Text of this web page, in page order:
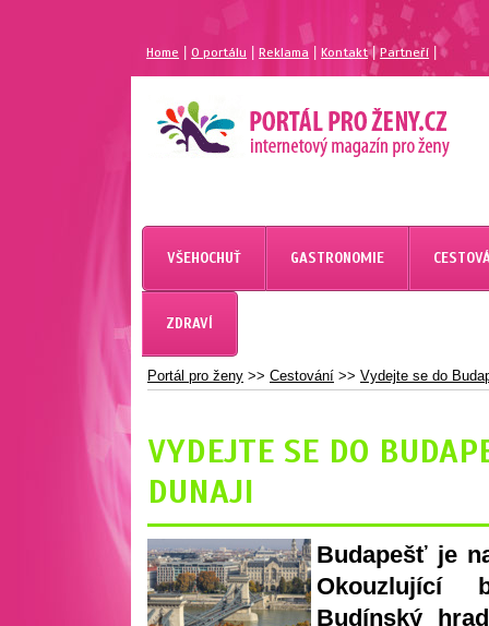
Home |O portálu Reklama Kontakt| Partneří
MAGAZÍN PRO ŽENY
PORTÁL PRO ŽENY.CZ
VŠEHOCHUŤ GASTRONOMIE
ZDRAVÍ
Portál pro ženy >> Cestování >> Vydejte se do
VYDEJTE SE DO
DUNAJI
Budapešť je
Okouzlující
Budínský